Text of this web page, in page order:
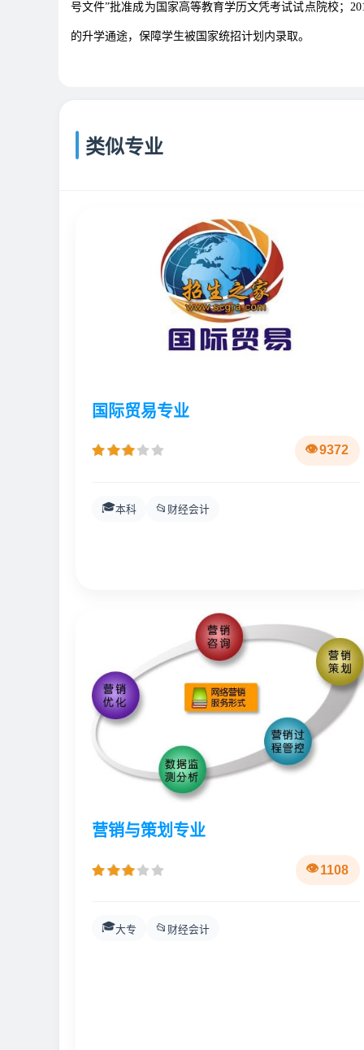
号文件”批准成为国家高等教育学历文凭考试试点院校；
的升学通途，保障学生被国家统招计划内录取。
类似专业
国际贸易专业
9372
🎓本科 📂 财经会计
营销与策划专业
1108
🎓大专 📂 财经会计